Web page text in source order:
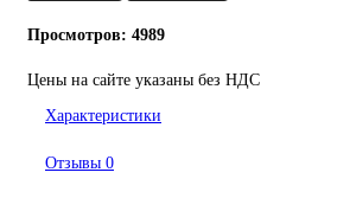
Просмотров: 4989
Цены на сайте указаны без НДС
Характеристики
Отзывы 0